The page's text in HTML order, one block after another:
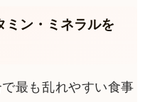
ミン・ミネラルを
最も乱れやすい食事